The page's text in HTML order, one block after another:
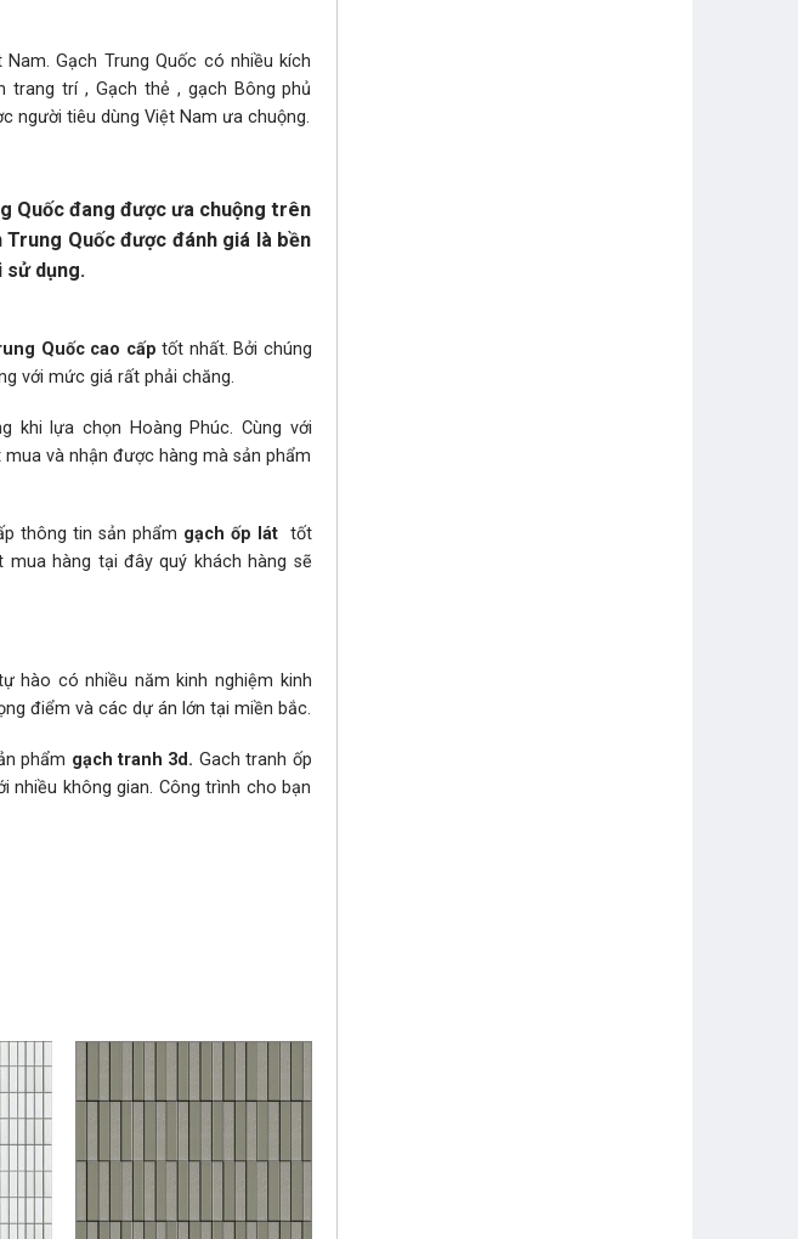
Gạch Trung Quốc có nhiều kích
trang trí , Gạch thẻ , gạch Bông phủ
người tiêu dùng Việt Nam ưa chuộng.
Quốc đang được ưa chuộng trên
Quốc được đánh giá là bền
sử dụng.
Quốc cao cấp tốt nhất. Bởi chúng
với mức giá rất phải chăng.
khi lựa chọn Hoàng Phúc. Cùng với
và nhận được hàng mà sản phẩm
thông tin sản phẩm gạch ốp láttốt
hàng tại đây quý khách hàng sẽ
hào có nhiều năm kinh nghiệm kinh
điểm và các dự án lớn tại miền bắc.
phẩm gạch tranh 3d. Gach tranh ốp
nhiều không gian. Công trình cho bạn